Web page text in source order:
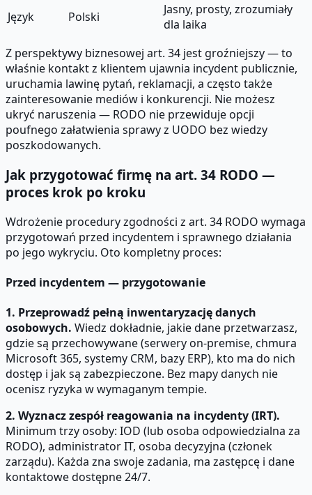
Język
Polski
Jasny, prosty, zrozumiały
dla laika
Z perspektywy biznesowej art. 34 jest groźniejszy — to
właśnie kontakt z klientem ujawnia incydent publicznie,
uruchamia lawinę pytań, reklamacji, a często także
zainteresowanie mediów i konkurencji. Nie możesz
ukryć naruszenia — RODO nie przewiduje opcji
poufnego załatwienia sprawy z UODO bez wiedzy
poszkodowanych.
Jak przygotować firmę na art. 34 RODO —
proces krok po kroku
Wdrożenie procedury zgodności z art. 34 RODO wymaga
przygotowań przed incydentem i sprawnego działania
po jego wykryciu. Oto kompletny proces:
Przed incydentem — przygotowanie
1. Przeprowadź pełną inwentaryzację danych
osobowych. Wiedz dokładnie, jakie dane przetwarzasz,
gdzie są przechowywane (serwery on-premise, chmura
Microsoft 365, systemy CRM, bazy ERP), kto ma do nich
dostęp i jak są zabezpieczone. Bez mapy danych nie
ocenisz ryzyka w wymaganym tempie.
2. Wyznacz zespół reagowania na incydenty (IRT).
Minimum trzy osoby: IOD (lub osoba odpowiedzialna za
RODO), administrator IT, osoba decyzyjna (członek
zarządu). Każda zna swoje zadania, ma zastępcę i dane
kontaktowe dostępne 24/7.